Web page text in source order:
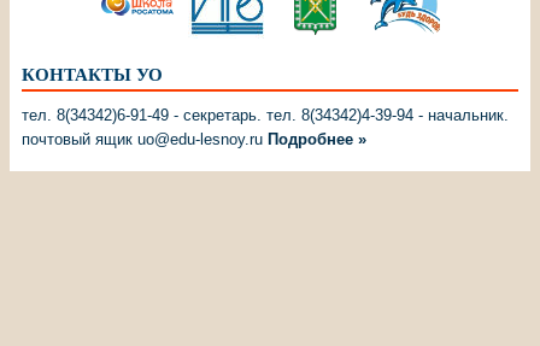
КОНТАКТЫ УО
тел. 8(34342)6-91-49 - секретарь. тел. 8(34342)4-39-94 - начальник.
почтовый ящик uo@edu-lesnoy.ru Подробнее »